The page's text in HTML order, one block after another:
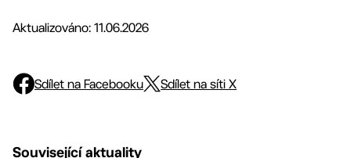
Aktualizováno: 11.06.2026
Sdílet na Facebooku Sdílet na síti X
Související aktuality